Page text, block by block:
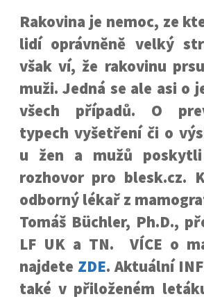
Rakovina je nemoc, ze
lidí oprávněně velký
však ví, že rakovinu
muži. Jedná se ale asi o
všech případů. O
typech vyšetření či o
u žen a mužů
rozhovor pro blesk.cz.
odborný lékař z
Tomáš Büchler, Ph.D.,
LF UK a TN. VÍCE o
najdete ZDE. Aktuální
také v přiloženém